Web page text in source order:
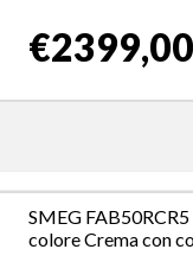
€2399,00
SMEG
colore Crema con